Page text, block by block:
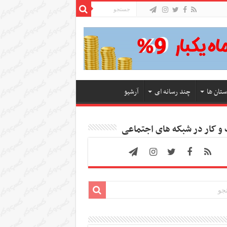
ها چند رسانه ای آرشیو
کار در شبکه های اجتماعی